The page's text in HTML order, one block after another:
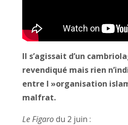
Il s’agissait d’un
revendiqué mais rien
entre l »organisation
malfrat.
Le Figarodu 2 juin :